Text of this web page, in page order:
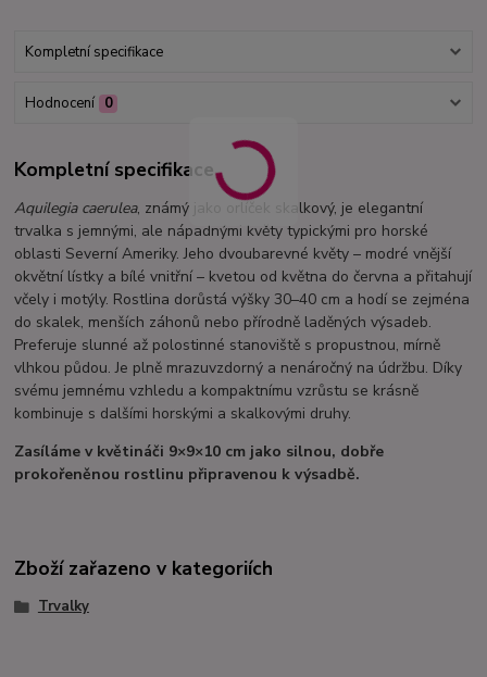
Kompletní specifikace
Hodnocení 0
Kompletní specifikace
Aquilegia caerulea, známý jako orlíček skalkový, je elegantní
trvalka s jemnými, ale nápadnými květy typickými pro horské
oblasti Severní Ameriky. Jeho dvoubarevné květy – modré vnější
okvětní lístky a bílé vnitřní – kvetou od května do června a přitahují
včely i motýly. Rostlina dorůstá výšky 30–40 cm a hodí se zejména
do skalek, menších záhonů nebo přírodně laděných výsadeb.
Preferuje slunné až polostinné stanoviště s propustnou, mírně
vlhkou půdou. Je plně mrazuvzdorný a nenáročný na údržbu. Díky
svému jemnému vzhledu a kompaktnímu vzrůstu se krásně
kombinuje s dalšími horskými a skalkovými druhy.
Zasíláme v květináči 9×9×10 cm jako silnou, dobře
prokořeněnou rostlinu připravenou k výsadbě.
Zboží zařazeno v kategoriích
Trvalky